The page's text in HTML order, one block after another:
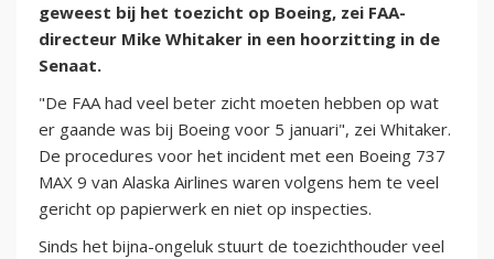
geweest bij het toezicht op Boeing, zei FAA-
directeur Mike Whitaker in een hoorzitting in de
Senaat.
"De FAA had veel beter zicht moeten hebben op wat
er gaande was bij Boeing voor 5 januari", zei Whitaker.
De procedures voor het incident met een Boeing 737
MAX 9 van Alaska Airlines waren volgens hem te veel
gericht op papierwerk en niet op inspecties.
Sinds het bijna-ongeluk stuurt de toezichthouder veel